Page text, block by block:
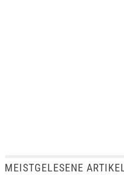
MEISTGELESENE